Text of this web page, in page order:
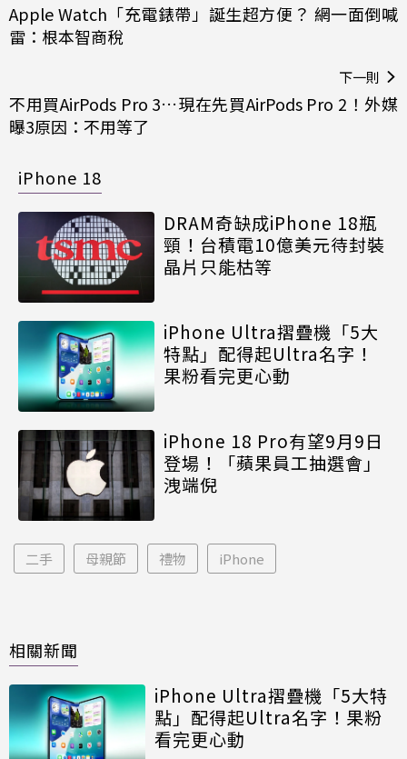
Apple Watch「充電錶帶」誕生超方便？ 網一面倒喊
雷：根本智商稅
下一則
不用買AirPods Pro 3…現在先買AirPods Pro 2！外媒
曝3原因：不用等了
iPhone 18
DRAM奇缺成iPhone 18瓶
頸！台積電10億美元待封裝
晶片只能枯等
iPhone Ultra摺疊機「5大
特點」配得起Ultra名字！
果粉看完更心動
iPhone 18 Pro有望9月9日
登場！「蘋果員工抽選會」
洩端倪
二手 母親節 禮物 iPhone
相關新聞
iPhone Ultra摺疊機「5大特
點」配得起Ultra名字！果粉
看完更心動